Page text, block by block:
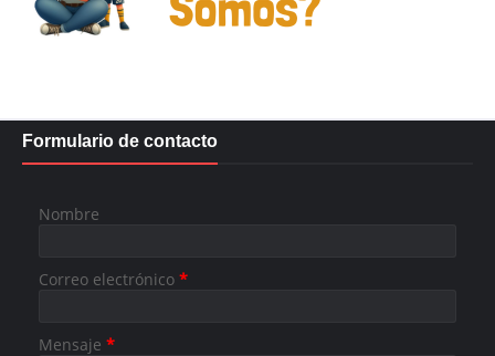
Formulario de contacto
Nombre
Correo electrónico *
Mensaje *